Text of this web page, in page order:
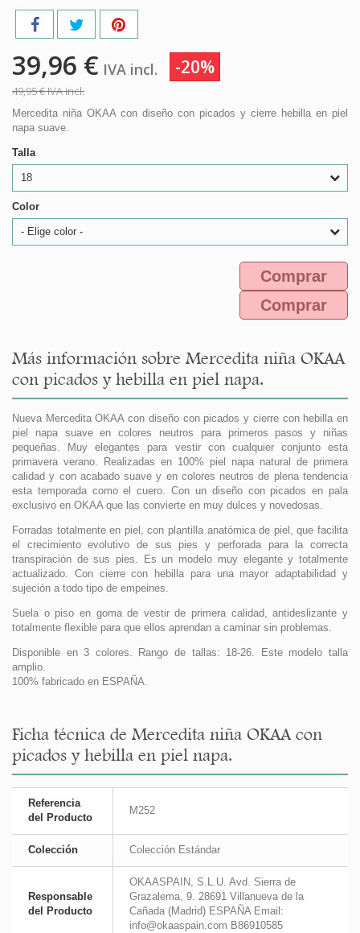
39,96 € IVA incl. -20%
49,95 €IVA incl.
Mercedita niña OKAA con diseño con picados y cierre hebilla en piel
napa suave.
Talla
18
Color
- Elige color -
Comprar
Comprar
Más información sobre Mercedita niña OKAA
con picados y hebilla en piel napa.
Nueva Mercedita OKAA con diseño con picados y cierre con hebilla en
piel napa suave en colores neutros para primeros pasos y niñas
pequeñas. Muy elegantes para vestir con cualquier conjunto esta
primavera verano. Realizadas en 100% piel napa natural de primera
calidad y con acabado suave y en colores neutros de plena tendencia
esta temporada como el cuero. Con un diseño con picados en pala
exclusivo en OKAA que las convierte en muy dulces y novedosas.
Forradas totalmente en piel, con plantilla anatómica de piel, que facilita
el crecimiento evolutivo de sus pies y perforada para la correcta
transpiración de sus pies. Es un modelo muy elegante y totalmente
actualizado. Con cierre con hebilla para una mayor adaptabilidad y
sujeción a todo tipo de empeines.
Suela o piso en goma de vestir de primera calidad, antideslizante y
totalmente flexible para que ellos aprendan a caminar sin problemas.
Disponible en 3 colores. Rango de tallas: 18-26. Este modelo talla
amplio.
100% fabricado en ESPAÑA.
Ficha técnica de Mercedita niña OKAA con
picados y hebilla en piel napa.
Referencia
del Producto
M252
Colección Colección Estándar
Responsable
del Producto
OKAASPAIN, S.L.U. Avd. Sierra de
Grazalema, 9. 28691 Villanueva de la
Cañada (Madrid) ESPAÑA Email:
info@okaaspain.com B86910585